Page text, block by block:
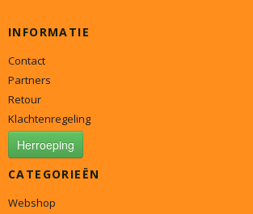
INFORMATIE
Contact
Partners
Retour
Klachtenregeling
Herroeping
CATEGORIEËN
Webshop